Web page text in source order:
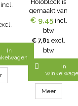
bij
van
incl.
In
Holoblock is
gemaakt van
houtvezels en
is biologisch
afbreekbaar.
Door de holtes
klauwblokje
kan de
klauwlijm,
zoals Blockit
klauwlijm 210
€ 9,45 incl.
btw
€ 7,81 excl.
btw

In
Meer